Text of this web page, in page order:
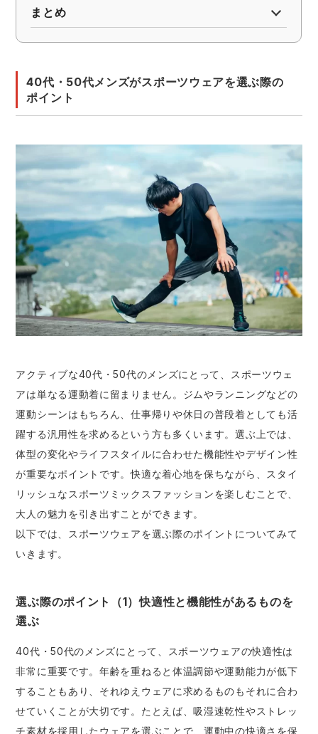
まとめ
40代・50代メンズがスポーツウェアを選ぶ際の
ポイント
アクティブな40代・50代のメンズにとって、スポーツウェ
アは単なる運動着に留まりません。ジムやランニングなどの
運動シーンはもちろん、仕事帰りや休日の普段着としても活
躍する汎用性を求めるという方も多くいます。選ぶ上では、
体型の変化やライフスタイルに合わせた機能性やデザイン性
が重要なポイントです。快適な着心地を保ちながら、スタイ
リッシュなスポーツミックスファッションを楽しむことで、
大人の魅力を引き出すことができます。
以下では、スポーツウェアを選ぶ際のポイントについてみて
いきます。
選ぶ際のポイント（1）快適性と機能性があるものを
選ぶ
40代・50代のメンズにとって、スポーツウェアの快適性は
非常に重要です。年齢を重ねると体温調節や運動能力が低下
することもあり、それゆえウェアに求めるものもそれに合わ
せていくことが大切です。たとえば、吸湿速乾性やストレッ
チ素材を採用したウェアを選ぶことで、運動中の快適さを保